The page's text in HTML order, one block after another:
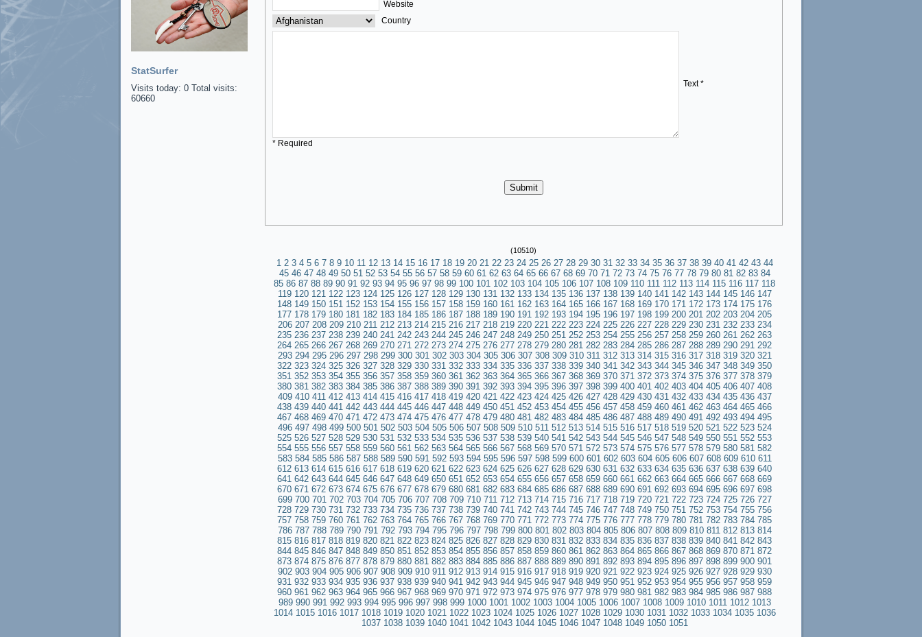
StatSurfer
Visits today: 0 Total visits:
60660
Website
Country
Text *
* Required
(10510)
1 2 3 4 5 6 7 8 9 10 11 12 13 14 15 16 17 18 19 20 21 22 23 24 25 26 27 28 29 30 31 32 33 34 35 36 37 38 39 40 41 42 43 44
45 46 47 48 49 50 51 52 53 54 55 56 57 58 59 60 61 62 63 64 65 66 67 68 69 70 71 72 73 74 75 76 77 78 79 80 81 82 83 84
85 86 87 88 89 90 91 92 93 94 95 96 97 98 99 100 101 102 103 104 105 106 107 108 109 110 111 112 113 114 115 116 117 118
119 120 121 122 123 124 125 126 127 128 129 130 131 132 133 134 135 136 137 138 139 140 141 142 143 144 145 146 147
148 149 150 151 152 153 154 155 156 157 158 159 160 161 162 163 164 165 166 167 168 169 170 171 172 173 174 175 176
177 178 179 180 181 182 183 184 185 186 187 188 189 190 191 192 193 194 195 196 197 198 199 200 201 202 203 204 205
206 207 208 209 210 211 212 213 214 215 216 217 218 219 220 221 222 223 224 225 226 227 228 229 230 231 232 233 234
235 236 237 238 239 240 241 242 243 244 245 246 247 248 249 250 251 252 253 254 255 256 257 258 259 260 261 262 263
264 265 266 267 268 269 270 271 272 273 274 275 276 277 278 279 280 281 282 283 284 285 286 287 288 289 290 291 292
293 294 295 296 297 298 299 300 301 302 303 304 305 306 307 308 309 310 311 312 313 314 315 316 317 318 319 320 321
322 323 324 325 326 327 328 329 330 331 332 333 334 335 336 337 338 339 340 341 342 343 344 345 346 347 348 349 350
351 352 353 354 355 356 357 358 359 360 361 362 363 364 365 366 367 368 369 370 371 372 373 374 375 376 377 378 379
380 381 382 383 384 385 386 387 388 389 390 391 392 393 394 395 396 397 398 399 400 401 402 403 404 405 406 407 408
409 410 411 412 413 414 415 416 417 418 419 420 421 422 423 424 425 426 427 428 429 430 431 432 433 434 435 436 437
438 439 440 441 442 443 444 445 446 447 448 449 450 451 452 453 454 455 456 457 458 459 460 461 462 463 464 465 466
467 468 469 470 471 472 473 474 475 476 477 478 479 480 481 482 483 484 485 486 487 488 489 490 491 492 493 494 495
496 497 498 499 500 501 502 503 504 505 506 507 508 509 510 511 512 513 514 515 516 517 518 519 520 521 522 523 524
525 526 527 528 529 530 531 532 533 534 535 536 537 538 539 540 541 542 543 544 545 546 547 548 549 550 551 552553
554 555 556 557 558 559 560 561 562 563 564 565 566 567 568 569 570 571 572 573 574 575 576 577 578 579 580 581 582
583 584 585 586 587 588 589 590 591 592 593 594 595 596 597 598 599 600 601 602 603 604 605 606 607 608 609 610 611
612 613 614 615 616 617 618 619 620 621 622 623 624 625 626 627 628 629 630 631 632 633 634 635 636 637 638 639 640
641 642 643 644 645 646 647 648 649 650 651 652 653 654 655 656 657 658 659 660 661 662 663 664 665 666 667 668 669
670 671 672 673 674 675 676 677 678 679 680 681 682 683 684 685 686 687 688 689 690 691 692 693 694 695 696 697 698
699 700 701 702 703 704 705 706 707 708 709 710 711 712 713 714 715 716 717 718 719 720 721 722 723 724 725 726 727
728 729 730 731 732 733 734 735 736 737 738 739 740 741 742 743 744 745 746 747 748 749 750 751 752 753 754 755 756
757 758 759 760 761 762 763 764 765 766 767 768 769 770 771 772 773 774 775 776 777 778 779 780 781 782 783 784 785
786 787 788 789 790 791 792 793 794 795 796 797 798 799 800 801 802 803 804 805 806 807 808 809 810 811 812 813 814
815 816 817 818 819 820 821 822 823 824 825 826 827 828 829 830 831 832 833 834 835 836 837 838 839 840 841 842 843
844 845 846 847 848 849 850 851 852 853 854 855 856 857 858 859 860 861 862 863 864 865 866 867 868 869 870 871 872
873 874 875 876 877 878 879 880 881 882 883 884 885 886 887 888 889 890 891 892 893 894 895 896 897 898 899 900 901
902 903 904 905 906 907 908 909 910 911 912 913 914 915 916 917 918 919 920 921 922 923 924 925 926 927 928 929 930
931 932 933 934 935 936 937 938 939 940 941 942 943 944 945 946 947 948 949 950 951 952 953 954 955 956 957 958 959
960 961 962 963 964 965 966 967 968 969 970 971 972 973 974 975 976 977 978 979 980 981 982 983 984 985 986 987 988
989 990 991 992 993 994 995 996 997 998 999 1000 1001 1002 1003 1004 1005 1006 1007 1008 1009 1010 1011 1012 1013
1014 1015 1016 1017 1018 1019 1020 1021 1022 1023 1024 1025 1026 1027 1028 1029 1030 1031 1032 1033 1034 1035 1036
1037 1038 1039 1040 1041 1042 1043 1044 1045 1046 1047 1048 1049 1050 1051